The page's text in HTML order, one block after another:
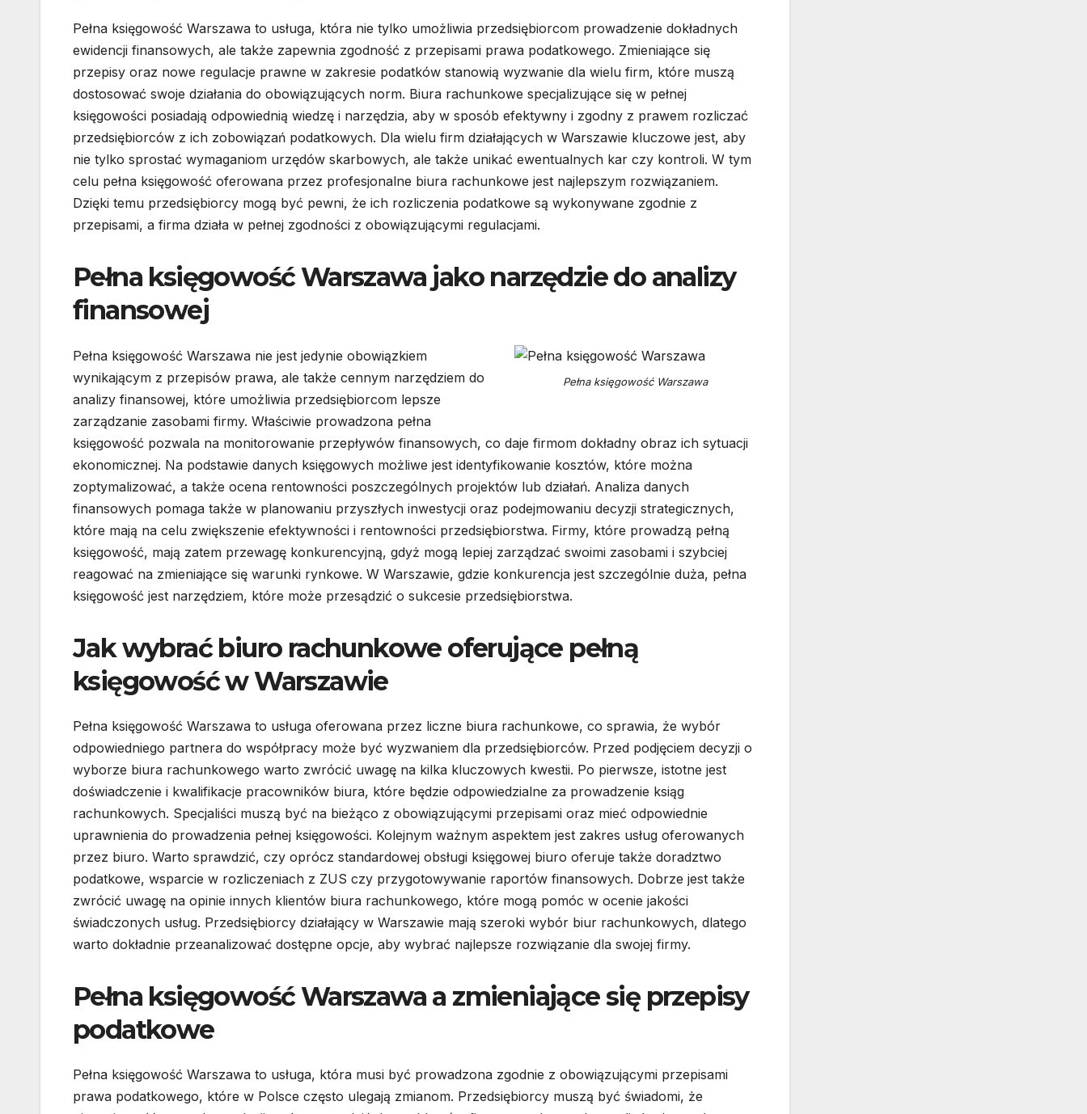
Pełna księgowość Warszawa to usługa, która nie tylko umożliwia przedsiębiorcom prowadzenie dokładnych
ewidencji finansowych, ale także zapewnia zgodność z przepisami prawa podatkowego. Zmieniające się
przepisy oraz nowe regulacje prawne w zakresie podatków stanowią wyzwanie dla wielu firm, które muszą
dostosować swoje działania do obowiązujących norm. Biura rachunkowe specjalizujące się w pełnej
księgowości posiadają odpowiednią wiedzę i narzędzia, aby w sposób efektywny i zgodny z prawem rozliczać
przedsiębiorców z ich zobowiązań podatkowych. Dla wielu firm działających w Warszawie kluczowe jest, aby
nie tylko sprostać wymaganiom urzędów skarbowych, ale także unikać ewentualnych kar czy kontroli. W tym
celu pełna księgowość oferowana przez profesjonalne biura rachunkowe jest najlepszym rozwiązaniem.
Dzięki temu przedsiębiorcy mogą być pewni, że ich rozliczenia podatkowe są wykonywane zgodnie z
przepisami, a firma działa w pełnej zgodności z obowiązującymi regulacjami.
Pełna księgowość Warszawa jako narzędzie do analizy
finansowej
Pełna księgowość Warszawa
Pełna księgowość Warszawa nie jest jedynie obowiązkiem
wynikającym z przepisów prawa, ale także cennym narzędziem do
analizy finansowej, które umożliwia przedsiębiorcom lepsze
zarządzanie zasobami firmy. Właściwie prowadzona pełna
księgowość pozwala na monitorowanie przepływów finansowych, co daje firmom dokładny obraz ich sytuacji
ekonomicznej. Na podstawie danych księgowych możliwe jest identyfikowanie kosztów, które można
zoptymalizować, a także ocena rentowności poszczególnych projektów lub działań. Analiza danych
finansowych pomaga także w planowaniu przyszłych inwestycji oraz podejmowaniu decyzji strategicznych,
które mają na celu zwiększenie efektywności i rentowności przedsiębiorstwa. Firmy, które prowadzą pełną
księgowość, mają zatem przewagę konkurencyjną, gdyż mogą lepiej zarządzać swoimi zasobami i szybciej
reagować na zmieniające się warunki rynkowe. W Warszawie, gdzie konkurencja jest szczególnie duża, pełna
księgowość jest narzędziem, które może przesądzić o sukcesie przedsiębiorstwa.
Jak wybrać biuro rachunkowe oferujące pełną
księgowość w Warszawie
Pełna księgowość Warszawa to usługa oferowana przez liczne biura rachunkowe, co sprawia, że wybór
odpowiedniego partnera do współpracy może być wyzwaniem dla przedsiębiorców. Przed podjęciem decyzji o
wyborze biura rachunkowego warto zwrócić uwagę na kilka kluczowych kwestii. Po pierwsze, istotne jest
doświadczenie i kwalifikacje pracowników biura, które będzie odpowiedzialne za prowadzenie ksiąg
rachunkowych. Specjaliści muszą być na bieżąco z obowiązującymi przepisami oraz mieć odpowiednie
uprawnienia do prowadzenia pełnej księgowości. Kolejnym ważnym aspektem jest zakres usług oferowanych
przez biuro. Warto sprawdzić, czy oprócz standardowej obsługi księgowej biuro oferuje także doradztwo
podatkowe, wsparcie w rozliczeniach z ZUS czy przygotowywanie raportów finansowych. Dobrze jest także
zwrócić uwagę na opinie innych klientów biura rachunkowego, które mogą pomóc w ocenie jakości
świadczonych usług. Przedsiębiorcy działający w Warszawie mają szeroki wybór biur rachunkowych, dlatego
warto dokładnie przeanalizować dostępne opcje, aby wybrać najlepsze rozwiązanie dla swojej firmy.
Pełna księgowość Warszawa a zmieniające się przepisy
podatkowe
Pełna księgowość Warszawa to usługa, która musi być prowadzona zgodnie z obowiązującymi przepisami
prawa podatkowego, które w Polsce często ulegają zmianom. Przedsiębiorcy muszą być świadomi, że